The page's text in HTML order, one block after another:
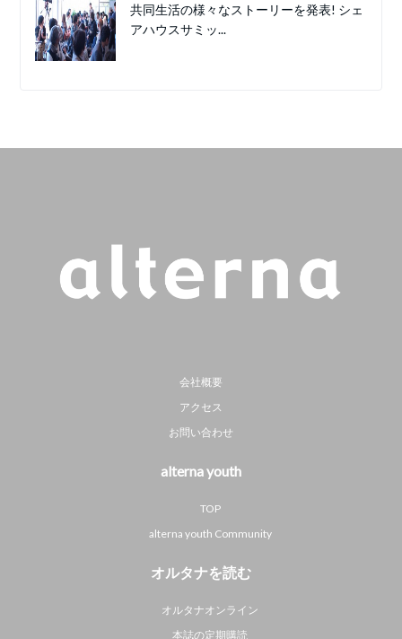
共同生活の様々なストーリーを発表! シェ
アハウスサミッ...
会社概要
アクセス
お問い合わせ
alterna youth
TOP
alterna youth Community
オルタナを読む
オルタナオンライン
本誌の定期購読